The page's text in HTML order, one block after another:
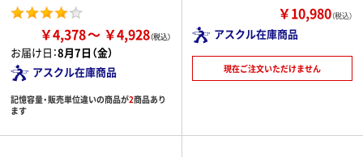
￥4,378 ￥4,928
お届け日：8月7日（金）
アスクル在庫商品
記憶容量・販売単位違いの商品が2商品あり
ます
￥10,980（税込）
アスクル在庫商品
現在ご注文いただけません